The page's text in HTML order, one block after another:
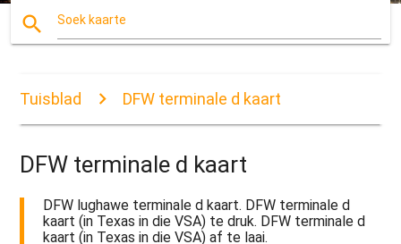
search Soek kaarte
Tuisblad DFW terminale d kaart
DFW terminale d kaart
DFW lughawe terminale d kaart. DFW terminale d
kaart (in Texas in die VSA) te druk. DFW terminale d
kaart (in Texas in die VSA) af te laai.